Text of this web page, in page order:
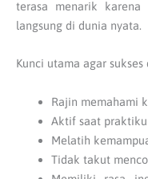
terasa menarik karena
langsung di dunia nyata.
Kunci utama agar
Rajin memahami
Aktif saat
Melatih
Tidak takut